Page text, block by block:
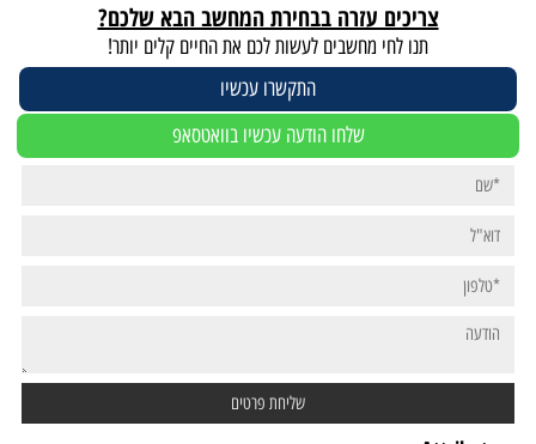
צריכים עזרה בבחירת המחשב הבא שלכם?
תנו לחי מחשבים לעשות לכם את החיים קלים יותר!
התקשרו עכשיו
שלחו הודעה עכשיו בוואטסאפ